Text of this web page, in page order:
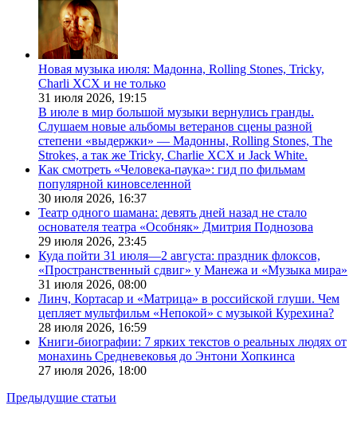
Новая музыка июля: Мадонна, Rolling Stones, Tricky,
Charli XCX и не только
31 июля 2026, 19:15
В июле в мир большой музыки вернулись гранды.
Слушаем новые альбомы ветеранов сцены разной
степени «выдержки» — Мадонны, Rolling Stones, The
Strokes, а так же Tricky, Charlie XCX и Jack White.
Как смотреть «Человека-паука»: гид по фильмам
популярной киновселенной
30 июля 2026, 16:37
Театр одного шамана: девять дней назад не стало
основателя театра «Особняк» Дмитрия Поднозова
29 июля 2026, 23:45
Куда пойти 31 июля—2 августа: праздник флоксов,
«Пространственный сдвиг» у Манежа и «Музыка мира»
31 июля 2026, 08:00
Линч, Кортасар и «Матрица» в российской глуши. Чем
цепляет мультфильм «Непокой» с музыкой Курехина?
28 июля 2026, 16:59
Книги-биографии: 7 ярких текстов о реальных людях от
монахинь Средневековья до Энтони Хопкинса
27 июля 2026, 18:00
Предыдущие статьи